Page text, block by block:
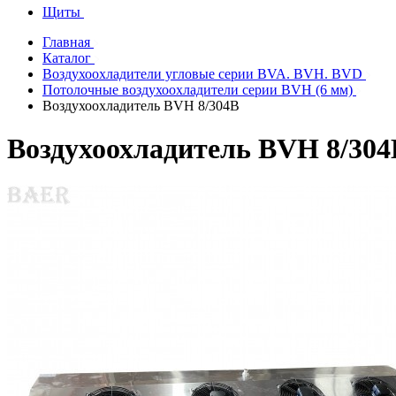
Щиты
Главная
Каталог
Воздухоохладители угловые серии BVA. BVH. BVD
Потолочные воздухоохладители серии ВVH (6 мм)
Воздухоохладитель BVH 8/304B
Воздухоохладитель BVH 8/